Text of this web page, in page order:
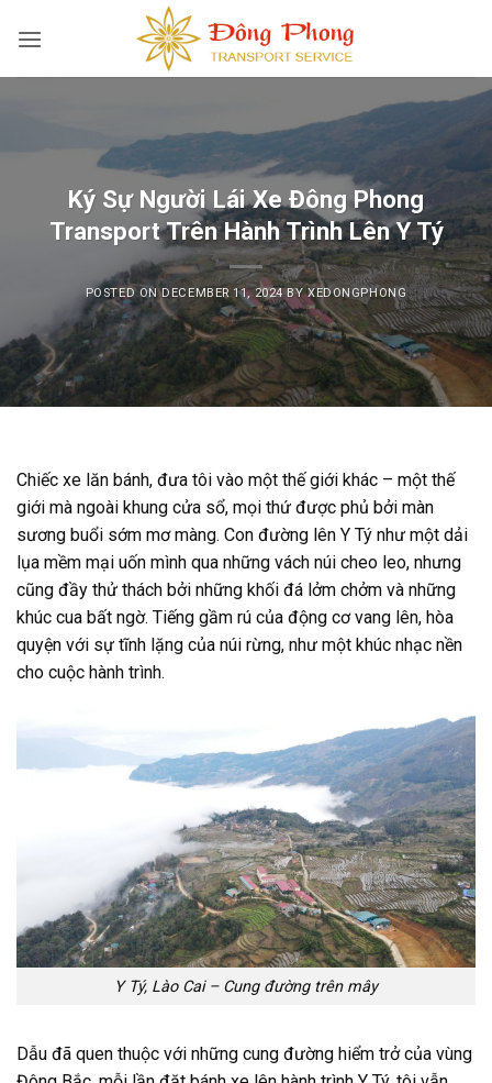
Ký Sự Người Lái Xe Đông Phong
Transport Trên Hành Trình Lên Y Tý
POSTED ONDECEMBER 11, 2024 BYXEDONGPHONG
Chiếc xe lăn bánh, đưa tôi vào một thế giới khác – một thế
giới mà ngoài khung cửa sổ, mọi thứ được phủ bởi màn
sương buổi sớm mơ màng. Con đường lên Y Tý như một dải
lụa mềm mại uốn mình qua những vách núi cheo leo, nhưng
cũng đầy thử thách bởi những khối đá lởm chởm và những
khúc cua bất ngờ. Tiếng gầm rú của động cơ vang lên, hòa
quyện với sự tĩnh lặng của núi rừng, như một khúc nhạc nền
cho cuộc hành trình.
Y Tý, Lào Cai – Cung đường trên mây
Dẫu đã quen thuộc với những cung đường hiểm trở của vùng